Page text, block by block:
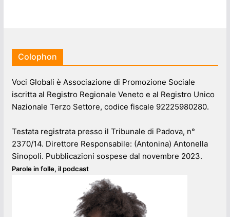
Colophon
Voci Globali è Associazione di Promozione Sociale
iscritta al Registro Regionale Veneto e al Registro Unico
Nazionale Terzo Settore, codice fiscale 92225980280.
Testata registrata presso il Tribunale di Padova, n°
2370/14. Direttore Responsabile: (Antonina) Antonella
Sinopoli. Pubblicazioni sospese dal novembre 2023.
Parole in folle, il podcast